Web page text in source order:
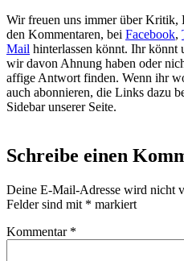
Wir freuen uns immer über Kritik,
den Kommentaren, bei Facebook,
Mail hinterlassen könnt. Ihr könnt
wir davon Ahnung haben oder
affige Antwort finden. Wenn ihr
auch abonnieren, die Links dazu
Sidebar unserer Seite.
Schreibe einen
Deine E-Mail-Adresse wird nicht
Felder sind mit * markiert
Kommentar *